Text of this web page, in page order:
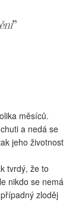
”
měsíců.
a nedá se
jeho životnost
tvrdý, že to
nikdo se nemá
zloděj